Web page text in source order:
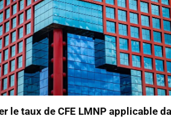
le taux de CFE LMNP applicable